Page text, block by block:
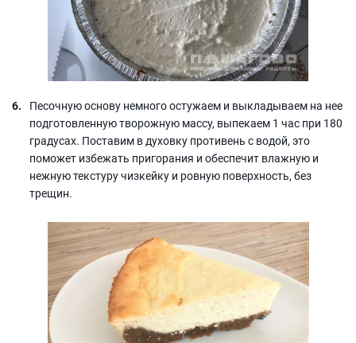
Песочную основу немного остужаем и выкладываем на нее
подготовленную творожную массу, выпекаем 1 час при 180
градусах. Поставим в духовку противень с водой, это
поможет избежать пригорания и обеспечит влажную и
нежную текстуру чизкейку и ровную поверхность, без
трещин.